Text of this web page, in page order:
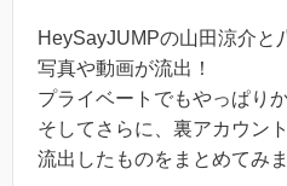
HeySayJUMPの山田涼介と
写真や動画が流出！
プライベートでもやっぱり
そしてさらに、裏アカウン
流出したものをまとめてみま